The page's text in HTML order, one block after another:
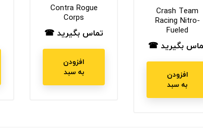
Crash Team
Racing Nitro-
Fueled
بگیرید ☎
افزودن
به سبد
Contra Rogue
Corps
قیمت
تماس بگیرید ☎
افزودن
به سبد